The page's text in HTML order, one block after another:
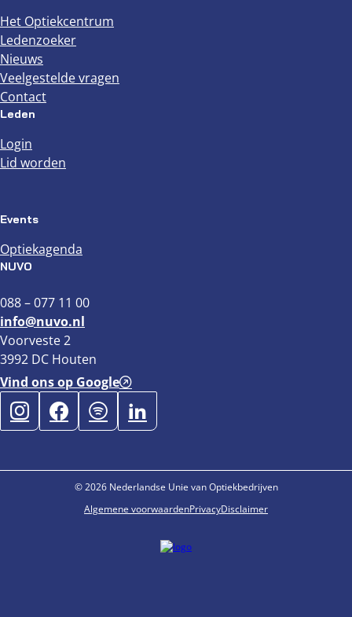
Het Optiekcentrum
Ledenzoeker
Nieuws
Veelgestelde vragen
Contact
Leden
Login
Lid worden
Events
Optiekagenda
NUVO
088 – 077 11 00
info@nuvo.nl
Voorveste 2
3992 DC Houten
Vind ons op Google
© 2026 Nederlandse Unie van Optiekbedrijven
Algemene voorwaardenPrivacyDisclaimer